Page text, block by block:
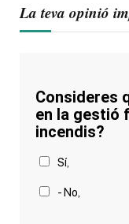
La teva opinió
Consideres
en la gestió
incendis?
Sí,
- No,